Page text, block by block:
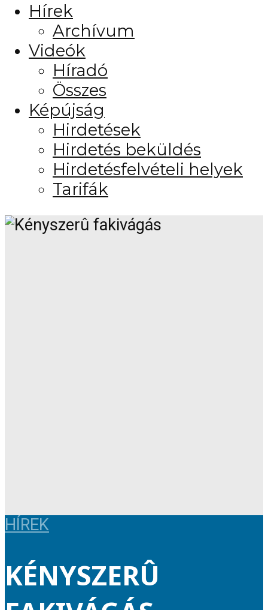
Hírek
Archívum
Videók
Híradó
Összes
Képújság
Hirdetések
Hirdetés beküldés
Hirdetésfelvételi helyek
Tarifák
HÍREK
KÉNYSZERÛ